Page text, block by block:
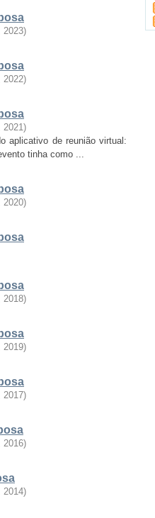
2023)
2022)
2021)
aplicativo de reunião virtual:
tinha como ...
2020)
2018)
2019)
2017)
2016)
2014)